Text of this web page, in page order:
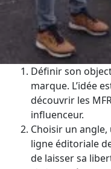
Définir son
marque. L’idée
découvrir les
influenceur.
Choisir un
ligne éditoriale
de laisser sa